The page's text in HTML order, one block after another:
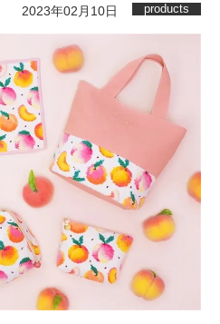
2023年02月10日 products